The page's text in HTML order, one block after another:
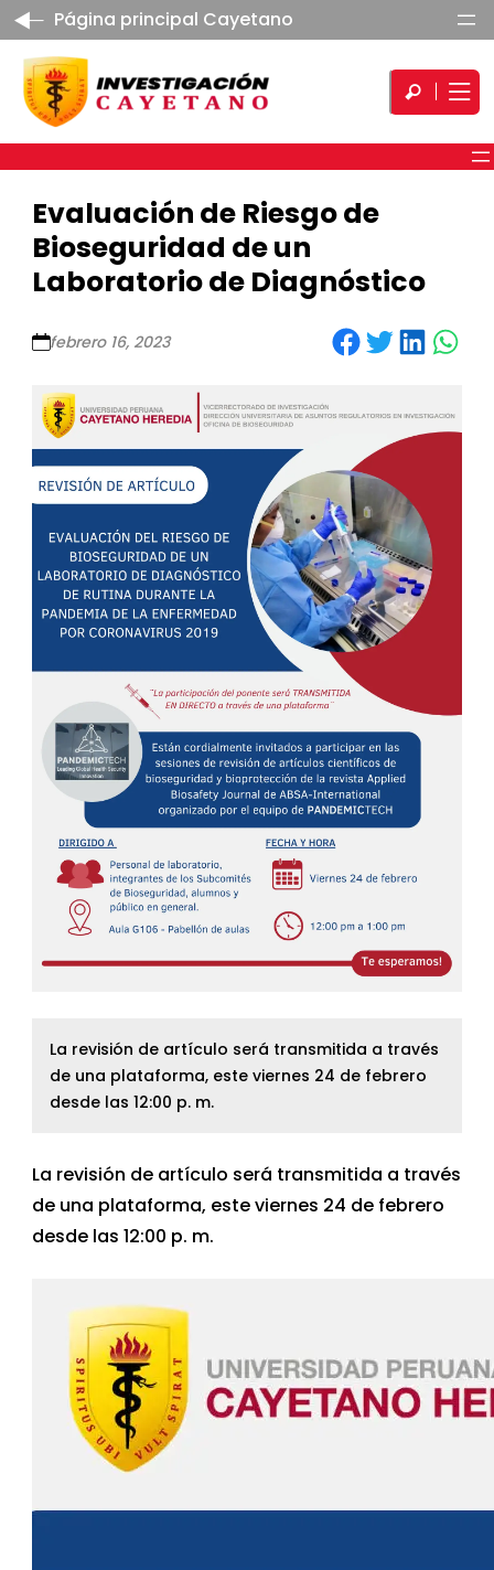
Página principal Cayetano
Evaluación de Riesgo de
Bioseguridad de un
Laboratorio de Diagnóstico
febrero 16, 2023 Share on Facebook Share on Twitter Share on LinkedIn Share on WhatsApp
La revisión de artículo será transmitida a través
de una plataforma, este viernes 24 de febrero
desde las 12:00 p. m.
La revisión de artículo será transmitida a través
de una plataforma, este viernes 24 de febrero
desde las 12:00 p. m.